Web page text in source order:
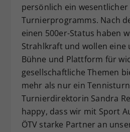
persönlich ein
Turnierprogramms. Nach
einen 500er-Status haben
Strahlkraft und wollen eine
Bühne und Plattform für
gesellschaftliche Themen
mehr als nur ein
Turnierdirektorin Sandra
happy, dass wir mit Sport
ÖTV starke Partner an